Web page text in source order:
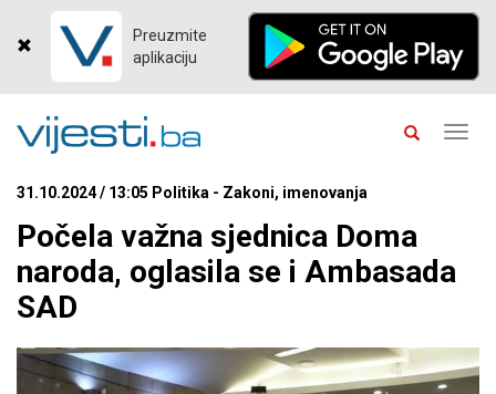
Preuzmite
aplikaciju
31.10.2024 / 13:05 Politika - Zakoni, imenovanja
Počela važna sjednica Doma
naroda, oglasila se i Ambasada
SAD